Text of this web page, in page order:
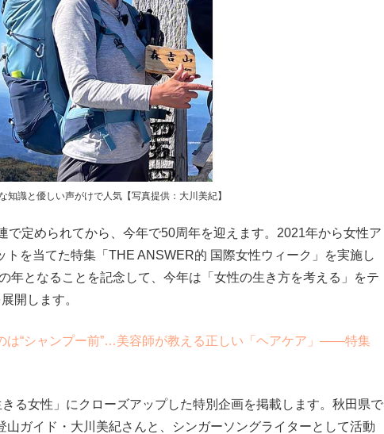
知識と優しい声がけで人気【写真提供：大川美紀】
定められてから、今年で50周年を迎えます。2021年から女性ア
トを当てた特集「THE ANSWER的 国際女性ウィーク」を実施し
年となることを記念して、今年は「女性の生き方を考える」をテ
開します。
“シャンプー前”…美容師が教える正しい「ヘアケア」――特集
る女性」にクローズアップした特別企画を掲載します。秋田県で
山ガイド・大川美紀さんと、シンガーソングライターとして活動